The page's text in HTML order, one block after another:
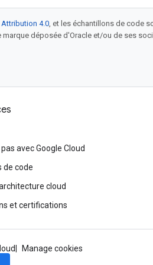
4.0, et les échantillons de code
marque déposée d'Oracle et/ou de ses
avec Google Cloud
de code
cloud
et certifications
Manage cookies